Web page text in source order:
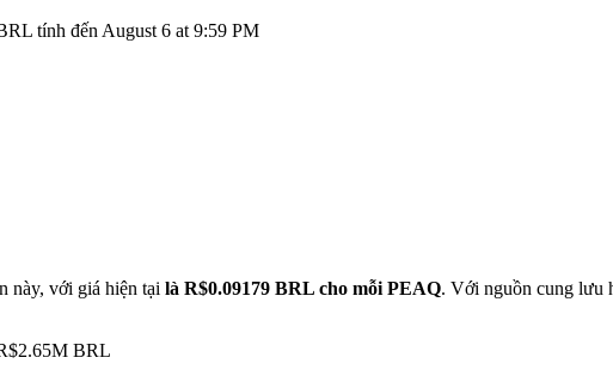
tính đến August 6 at 9:59 PM
này, với giá hiện tại là R$0.09179 BRL cho mỗi PEAQ. Với nguồn cung lưu
BRL